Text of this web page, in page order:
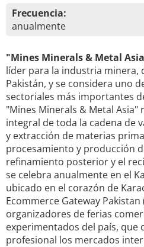
Frecuencia:
anualmente
"Mines Minerals & Metal
líder para la industria minera,
Pakistán, y se considera uno
sectoriales más importantes
"Mines Minerals & Metal
integral de toda la cadena de
y extracción de materias
procesamiento y producción
refinamiento posterior y el
se celebra anualmente en el
ubicado en el corazón de
Ecommerce Gateway
organizadores de ferias
experimentados del país, que
profesional los mercados